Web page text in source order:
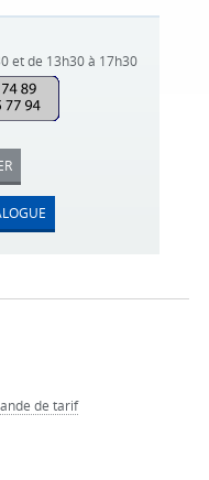
et de 13h30 à 17h30
de tarif